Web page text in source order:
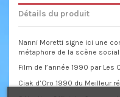
Détails du produit
Nanni Moretti signe ici une
métaphore de la scène
Film de l’année 1990 par Les
Ciak d’Oro 1990 du Meilleur